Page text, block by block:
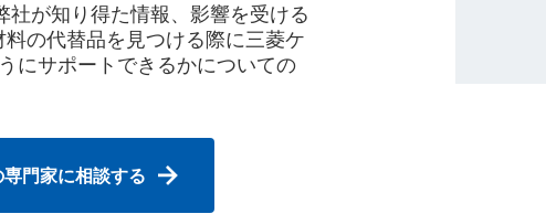
社が知り得た情報、影響を受ける
の代替品を見つける際に三菱ケ
にサポートできるかについての
門家に相談する